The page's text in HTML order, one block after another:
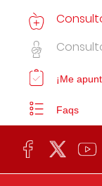
¡Me
Faqs